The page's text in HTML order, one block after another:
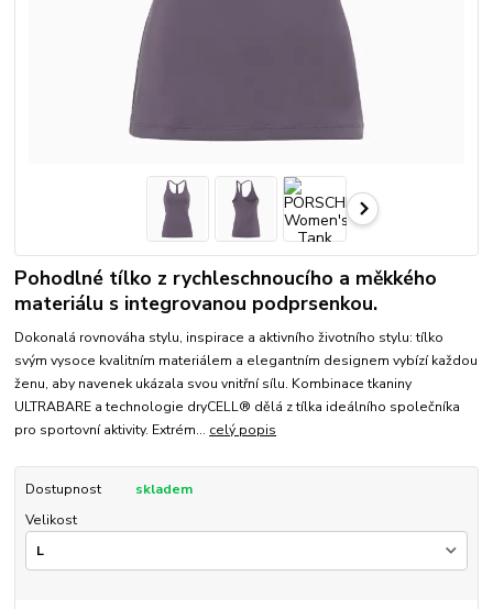
Pohodlné tílko z rychleschnoucího a měkkého
materiálu s integrovanou podprsenkou.
Dokonalá rovnováha stylu, inspirace a aktivního životního stylu: tílko
svým vysoce kvalitním materiálem a elegantním designem vybízí každou
ženu, aby navenek ukázala svou vnitřní sílu. Kombinace tkaniny
ULTRABARE a technologie dryCELL® dělá z tílka ideálního společníka
pro sportovní aktivity. Extrém... celý popis
Dostupnost
skladem
Velikost